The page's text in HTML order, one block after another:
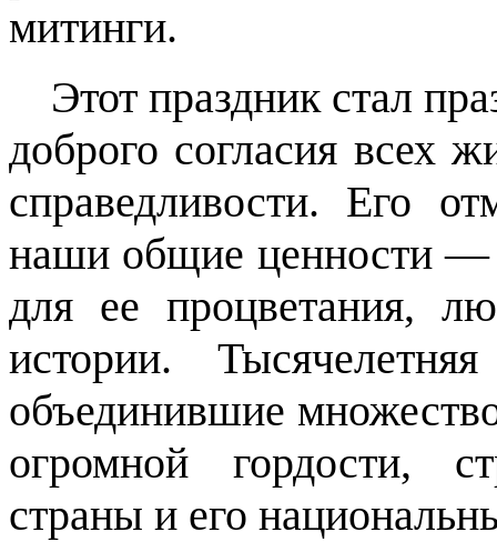
митинги.
Этот праздник стал
доброго согласия всех
справедливости. Его
наши общие ценности —
для ее процветания,
истории.
объединившие
огромной гордости,
страны и его